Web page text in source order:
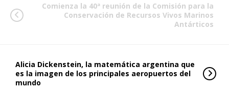
Comienza la 40ª reunión de la Comisión para la
Conservación de Recursos Vivos Marinos
Antárticos
Alicia Dickenstein, la matemática argentina que
es la imagen de los principales aeropuertos del
mundo